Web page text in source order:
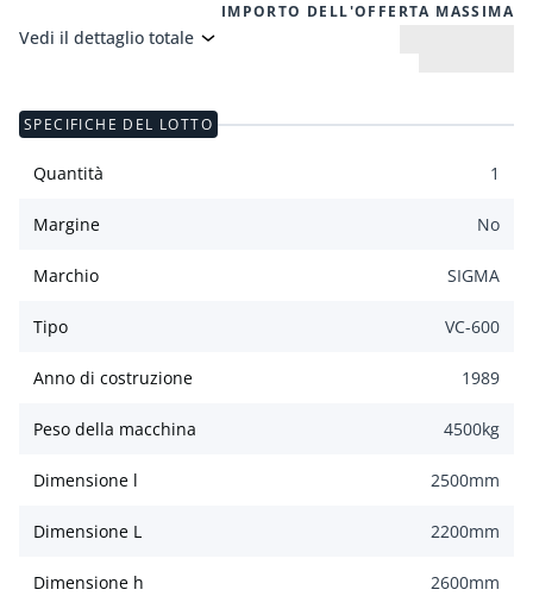
IMPORTO DELL'OFFERTA MASSIMA
Vedi il dettaglio totale
SPECIFICHE DEL LOTTO
Quantità 1
Margine No
Marchio SIGMA
Tipo VC-600
Anno di costruzione 1989
Peso della macchina 4500kg
Dimensione l 2500mm
Dimensione L 2200mm
Dimensione h 2600mm